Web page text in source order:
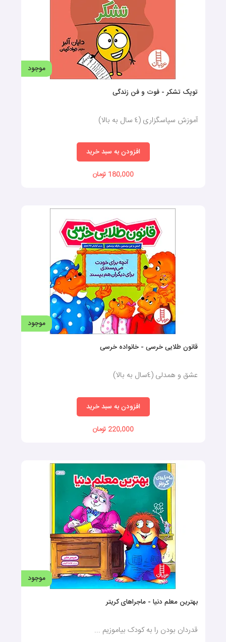
موجود
توپک تشکر - فوت و فن زندگی
آموزش سپاسگزاری (٤ سال به بالا)
افزودن به سبد خرید
180,000 تومان
موجود
قانون طلایی خرسی - خانواده خرسی
عشق و همدلی (٤سال به بالا)
افزودن به سبد خرید
220,000 تومان
موجود
بهترین معلم دنیا - ماجراهای کریتر
قدردان بودن را به کودک بیاموزیم ...